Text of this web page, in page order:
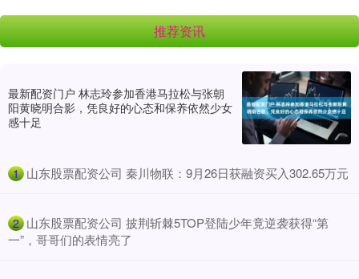
推荐资讯
最新配资门户 林志玲参加香港马拉松与张朝
阳黄晓明合影，凭良好的心态和保养依然少女
感十足
1 ​山东股票配资公司 秦川物联：9月26日获融资买入302.65万元
2 ​山东股票配资公司 披荆斩棘5TOP登陆少年竟逆袭获得“第
一”，哥哥们的表情亮了